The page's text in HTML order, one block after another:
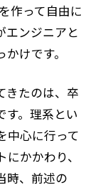
作って自由に
エンジニアと
けです。
きたのは、卒
す。理系とい
中心に行って
かかわり、
時、前述の